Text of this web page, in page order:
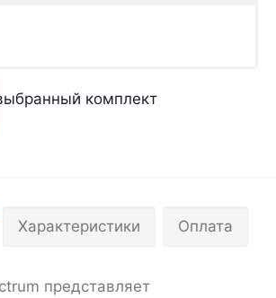
комплект
Характеристики Оплата
представляет